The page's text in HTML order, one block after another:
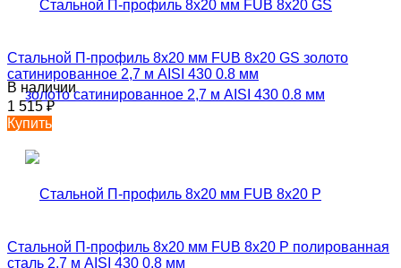
Стальной П-профиль 8х20 мм FUB 8х20 GS золото
сатинированное 2,7 м AISI 430 0.8 мм
В наличии
1 515₽
Купить
Стальной П-профиль 8х20 мм FUB 8х20 P полированная
сталь 2,7 м AISI 430 0.8 мм